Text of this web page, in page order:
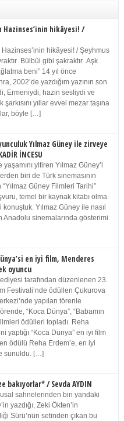
Hazinses’inin hikâyesi! /
hikâyesi! / Şeyhmus
Bülbül gibi şakraktır Aşk
beni” 14 yıl önce
2002’de yazdığım yazının son
Ermeniydi, hazin sesliydi ve
yıllar evvel mezar taşına
böyle […]
Yılmaz Güney ile zirveye
İNCESU
yitiren Yılmaz Güney’i
biri de Türk sinemasının
Güney Filmleri Tarihi”
temel bir kaynak kitabı olma
Yılmaz Güney ile nasıl
Anadolu sinemalarında gösterimi
en iyi film, Menderes
oyuncu
tarafından düzenlenen 23.
Festivali’nde ödüllen Çukurova
yapılan törenle
“Koca Dünya”, “Babamın
ödülleri topladı. Reha
yaptığı “Koca Dünya” en iyi film
ödülü Reha Erdem’e, en iyi
sunuldu. […]
bakıyorlar* / Sevda AYDIN
sahnelerinden biri yandaki
yazdığı, Zeki Ökten’in
Sürü’nün setinden çıkan bu